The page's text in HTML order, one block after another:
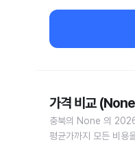
가격 비교
충북의 None 의 2026
평균가까지 모든 비용